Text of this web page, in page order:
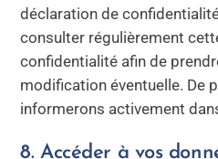
déclaration de
consulter régulièrement
confidentialité afin de
modification éventuelle. De
informerons activement
8. Accéder à vos